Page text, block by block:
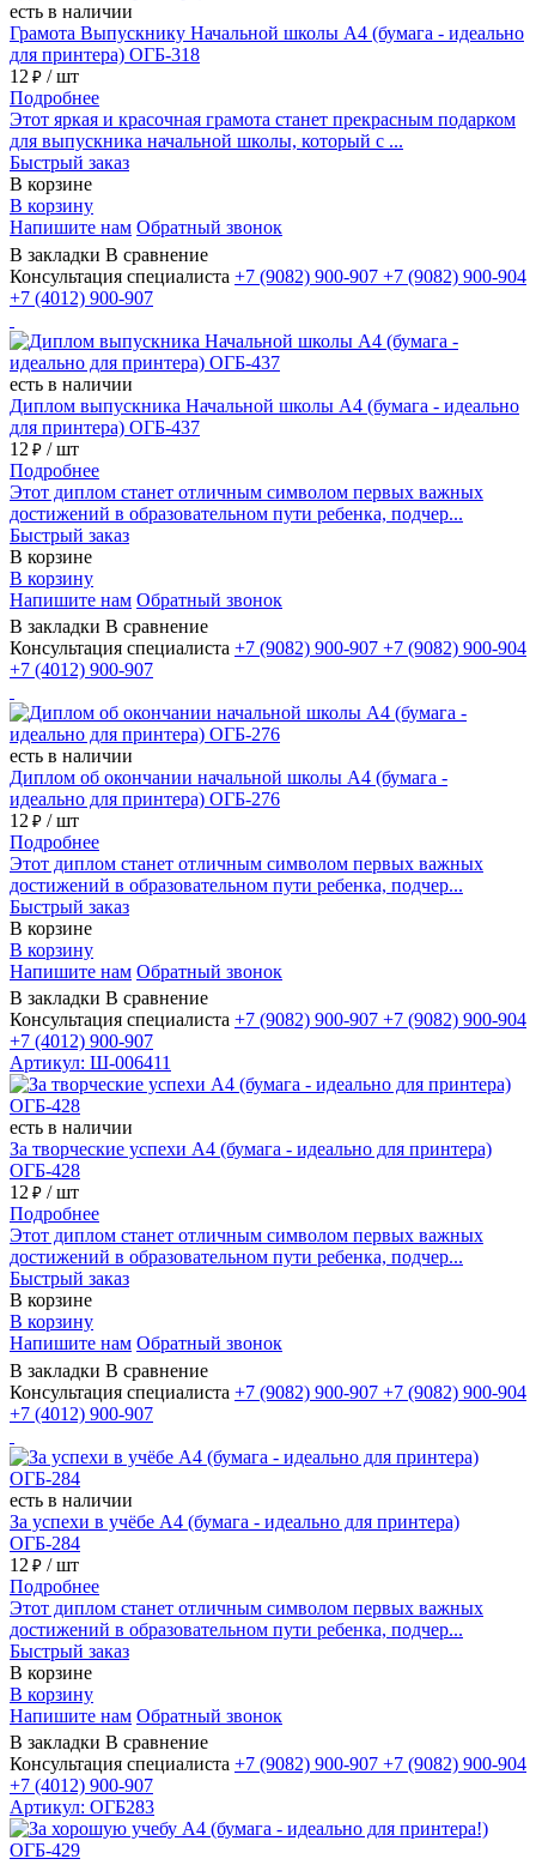
есть в наличии
Грамота Выпускнику Начальной школы А4 (бумага - идеально
для принтера) ОГБ-318
12 ₽ / шт
Подробнее
Этот яркая и красочная грамота станет прекрасным подарком
для выпускника начальной школы, который с ...
Быстрый заказ
В корзине
В корзину
Напишите нам Обратный звонок
В закладки В сравнение
Консультация специалиста +7 (9082) 900-907 +7 (9082) 900-904
+7 (4012) 900-907
есть в наличии
Диплом выпускника Начальной школы А4 (бумага - идеально
для принтера) ОГБ-437
12 ₽ / шт
Подробнее
Этот диплом станет отличным символом первых важных
достижений в образовательном пути ребенка, подчер...
Быстрый заказ
В корзине
В корзину
Напишите нам Обратный звонок
В закладки В сравнение
Консультация специалиста +7 (9082) 900-907 +7 (9082) 900-904
+7 (4012) 900-907
есть в наличии
Диплом об окончании начальной школы А4 (бумага -
идеально для принтера) ОГБ-276
12 ₽ / шт
Подробнее
Этот диплом станет отличным символом первых важных
достижений в образовательном пути ребенка, подчер...
Быстрый заказ
В корзине
В корзину
Напишите нам Обратный звонок
В закладки В сравнение
Консультация специалиста +7 (9082) 900-907 +7 (9082) 900-904
+7 (4012) 900-907
Артикул: Ш-006411
есть в наличии
За творческие успехи А4 (бумага - идеально для принтера)
ОГБ-428
12 ₽ / шт
Подробнее
Этот диплом станет отличным символом первых важных
достижений в образовательном пути ребенка, подчер...
Быстрый заказ
В корзине
В корзину
Напишите нам Обратный звонок
В закладки В сравнение
Консультация специалиста +7 (9082) 900-907 +7 (9082) 900-904
+7 (4012) 900-907
есть в наличии
За успехи в учёбе А4 (бумага - идеально для принтера)
ОГБ-284
12 ₽ / шт
Подробнее
Этот диплом станет отличным символом первых важных
достижений в образовательном пути ребенка, подчер...
Быстрый заказ
В корзине
В корзину
Напишите нам Обратный звонок
В закладки В сравнение
Консультация специалиста +7 (9082) 900-907 +7 (9082) 900-904
+7 (4012) 900-907
Артикул: ОГБ283